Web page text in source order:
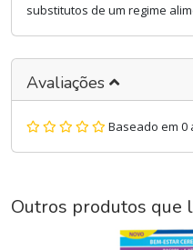
substitutos de um regime
Avaliações
Baseado em 0
Outros produtos que